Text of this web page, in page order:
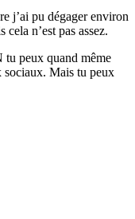
j’ai pu dégager environ
n’est pas assez.
peux quand même
sociaux. Mais tu peux